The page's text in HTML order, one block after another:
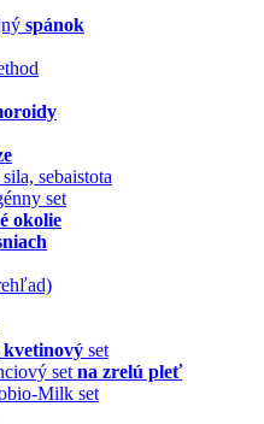
spánok
sebaistota
set
okolie
set
set na zrelú pleť
Milk set